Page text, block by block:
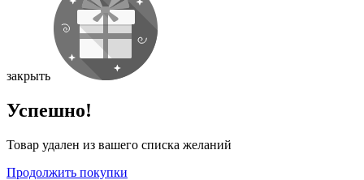
закрыть
Успешно!
Товар удален из вашего списка желаний
Продолжить покупки